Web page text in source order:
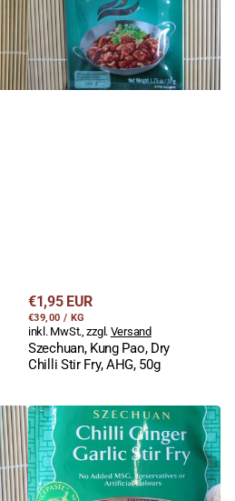
Dry
Chilli
Stir
Fry,
AHG,
50g
Regulärer
Preis
€1,95 EUR
STÜCKPREIS
€39,00 / PRO
KG
inkl. MwSt., zzgl. Versand
Szechuan, Kung Pao, Dry
Chilli Stir Fry, AHG, 50g
Szechuan,
Chili-
Ginger-
Garlic
Stir